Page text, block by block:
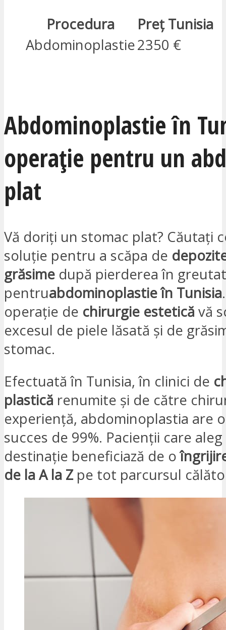
Procedura
Preț Tunisia
Abdominoplastie2350 €
Abdominoplastie în
operație pentru un
plat
Vă doriți un stomac plat? Căutați
soluție pentru a scăpa de
grăsime după pierderea în
pentruabdominoplastie în Tunisia
operație de chirurgie estetică vă
excesul de piele lăsată și de
stomac.
Efectuată în Tunisia, în clinici de
plastică renumite și de către
experiență, abdominoplastia are
succes de 99%. Pacienții care
destinație beneficiază de o
de la A la Z pe tot parcursul